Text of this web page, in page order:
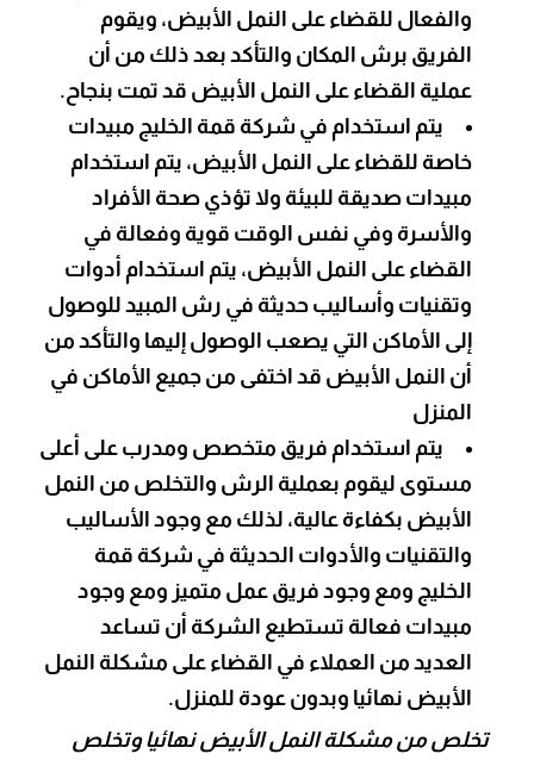
والفعال للقضاء على النمل الأبيض، ويقوم
الفريق برش المكان والتأكد بعد ذلك من أن
عملية القضاء على النمل الأبيض قد تمت بنجاح.
يتم استخدام في شركة قمة الخليج مبيدات
خاصة للقضاء على النمل الأبيض، يتم استخدام
مبيدات صديقة للبيئة ولا تؤذي صحة الأفراد
والأسرة وفي نفس الوقت قوية وفعالة في
القضاء على النمل الأبيض، يتم استخدام أدوات
وتقنيات وأساليب حديثة في رش المبيد للوصول
إلى الأماكن التي يصعب الوصول إليها والتأكد من
أن النمل الأبيض قد اختفى من جميع الأماكن في
المنزل
يتم استخدام فريق متخصص ومدرب على أعلى
مستوى ليقوم بعملية الرش والتخلص من النمل
الأبيض بكفاءة عالية، لذلك مع وجود الأساليب
والتقنيات والأدوات الحديثة في شركة قمة
الخليج ومع وجود فريق عمل متميز ومع وجود
مبيدات فعالة تستطيع الشركة أن تساعد
العديد من العملاء في القضاء على مشكلة النمل
الأبيض نهائيا وبدون عودة للمنزل.
تخلص من مشكلة النمل الأبيض نهائيا وتخلص